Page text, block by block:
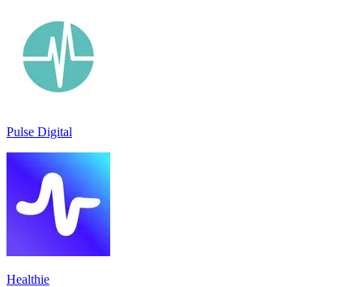
Pulse Digital
Healthie